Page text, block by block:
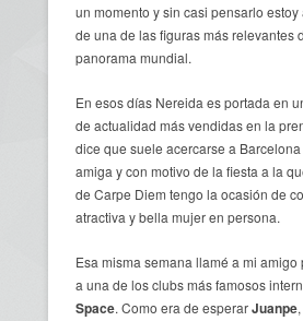
un momento y sin casi pensarlo
de una de las figuras más relevantes
panorama mundial.
En esos días Nereida es portada en
de actualidad más vendidas en la
dice que suele acercarse a
amiga y con motivo de la fiesta a la
de Carpe Diem tengo la ocasión de
atractiva y bella mujer en persona.
Esa misma semana llamé a mi amigo
a una de los clubs más famosos
Space. Como era de esperarJuanpe